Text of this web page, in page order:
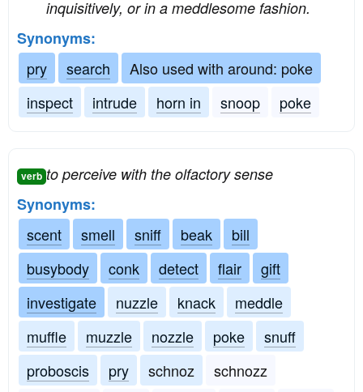
inquisitively, or in a meddlesome fashion.
Synonyms:
pry
search
Also used with around: poke
inspect
intrude horn in snoop poke
verb to perceive with the olfactory sense
Synonyms:
scent
smell sniff beak
bill
busybody
conk detect flair
gift
investigate
nuzzle knack
meddle
muffle
muzzle nozzle poke
snuff
proboscis
pry schnoz
schnozz